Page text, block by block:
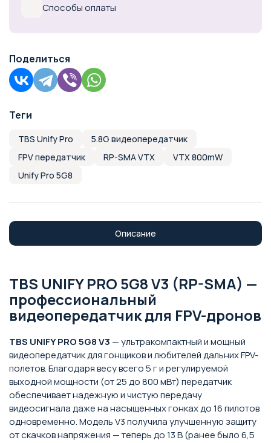
Способы оплаты
Поделиться
Теги
TBS Unify Pro
5.8G видеопередатчик
FPV передатчик
RP-SMA VTX
VTX 800mW
Unify Pro 5G8
Описание
TBS UNIFY PRO 5G8 V3 (RP-SMA) —
профессиональный
видеопередатчик для FPV-дронов
TBS UNIFY PRO 5G8 V3 — ультракомпактный и мощный
видеопередатчик для гонщиков и любителей дальних FPV-
полетов. Благодаря весу всего 5 г и регулируемой
выходной мощности (от 25 до 800 мВт) передатчик
обеспечивает надежную и чистую передачу
видеосигнала даже на насыщенных гонках до 16 пилотов
одновременно. Модель V3 получила улучшенную защиту
от скачков напряжения — теперь до 13 В (ранее было 6,5